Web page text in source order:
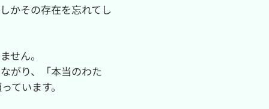
かその存在を忘れてし
せん。
がり、「本当のわた
ています。